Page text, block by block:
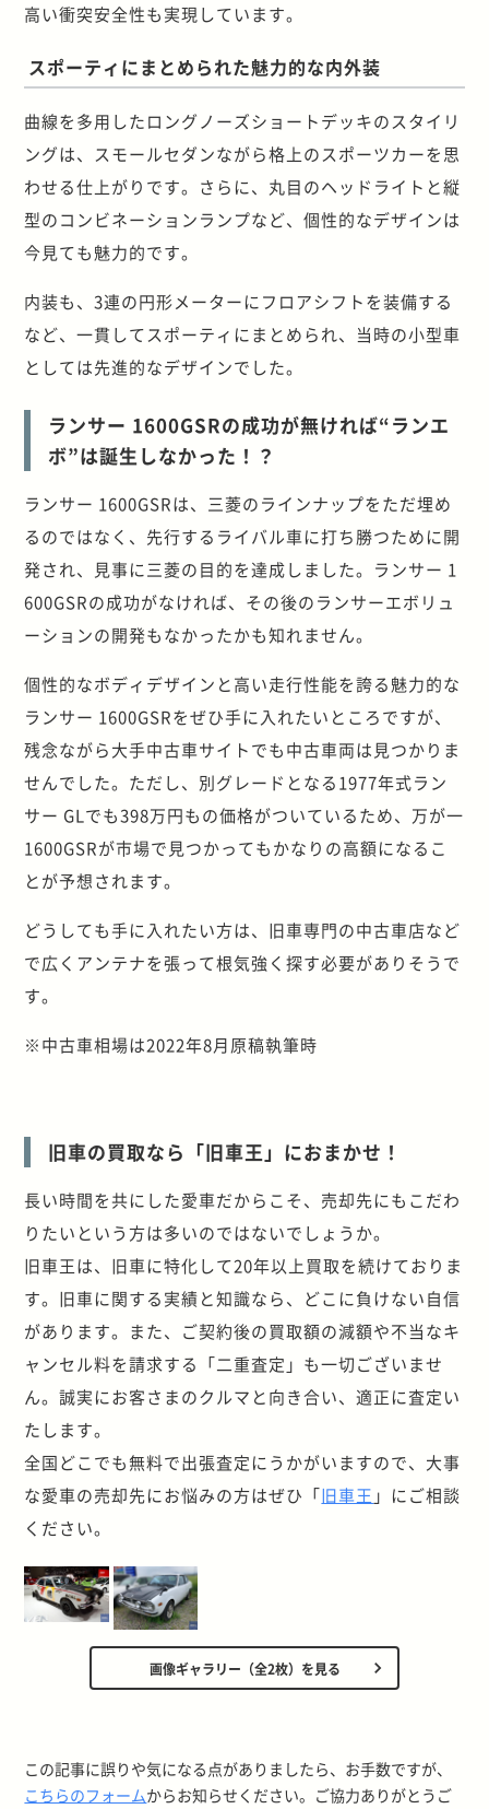
高い衝突安全性も実現しています。
スポーティにまとめられた魅力的な内外装
曲線を多用したロングノーズショートデッキのスタイリ
ングは、スモールセダンながら格上のスポーツカーを思
わせる仕上がりです。さらに、丸目のヘッドライトと縦
型のコンビネーションランプなど、個性的なデザインは
今見ても魅力的です。
内装も、3連の円形メーターにフロアシフトを装備する
など、一貫してスポーティにまとめられ、当時の小型車
としては先進的なデザインでした。
ランサー 1600GSRの成功が無ければ“ランエ
ボ”は誕生しなかった！？
ランサー 1600GSRは、三菱のラインナップをただ埋め
るのではなく、先行するライバル車に打ち勝つために開
発され、見事に三菱の目的を達成しました。ランサー 1
600GSRの成功がなければ、その後のランサーエボリュ
ーションの開発もなかったかも知れません。
個性的なボディデザインと高い走行性能を誇る魅力的な
ランサー 1600GSRをぜひ手に入れたいところですが、
残念ながら大手中古車サイトでも中古車両は見つかりま
せんでした。ただし、別グレードとなる1977年式ラン
サー GLでも398万円もの価格がついているため、万が一
1600GSRが市場で見つかってもかなりの高額になるこ
とが予想されます。
どうしても手に入れたい方は、旧車専門の中古車店など
で広くアンテナを張って根気強く探す必要がありそうで
す。
※中古車相場は2022年8月原稿執筆時
旧車の買取なら「旧車王」におまかせ！
長い時間を共にした愛車だからこそ、売却先にもこだわ
りたいという方は多いのではないでしょうか。
旧車王は、旧車に特化して20年以上買取を続けておりま
す。旧車に関する実績と知識なら、どこに負けない自信
があります。また、ご契約後の買取額の減額や不当なキ
ャンセル料を請求する「二重査定」も一切ございませ
ん。誠実にお客さまのクルマと向き合い、適正に査定い
たします。
全国どこでも無料で出張査定にうかがいますので、大事
な愛車の売却先にお悩みの方はぜひ「旧車王 」にご相談
ください。
画像ギャラリー（全2枚）を見る
この記事に誤りや気になる点がありましたら、お手数ですが、
こちらのフォームからお知らせください。ご協力ありがとうご